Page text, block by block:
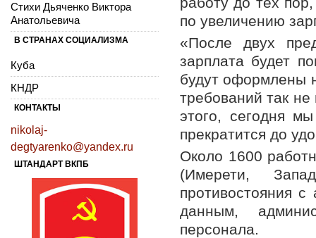
по увеличению
«После двух
зарплата будет
будут оформлены
требований так
этого, сегодня
прекратится до
Около 1600
(Имерети,
противостояния
данным,
персонала.
Стихи Дьяченко Виктора
Анатольевича
В СТРАНАХ СОЦИАЛИЗМА
Куба
КНДР
КОНТАКТЫ
nikolaj-
degtyarenko@yandex.ru
ШТАНДАРТ ВКПБ